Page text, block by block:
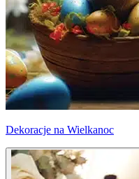
Dekoracje na Wielkanoc